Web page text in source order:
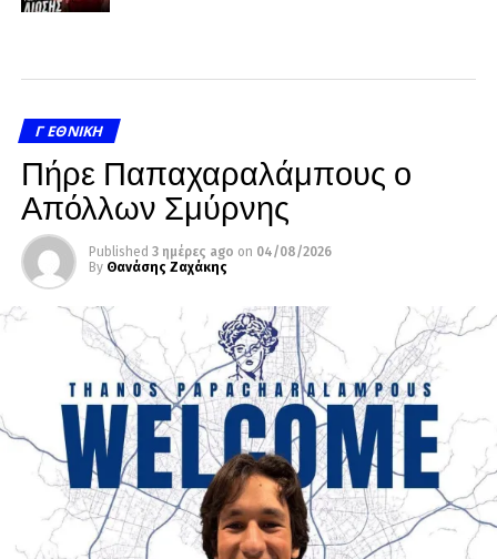
Γ ΕΘΝΙΚΉ
Πήρε Παπαχαραλάμπους ο
Απόλλων Σμύρνης
Published 3 ημέρες ago on 04/08/2026
By Θανάσης Ζαχάκης